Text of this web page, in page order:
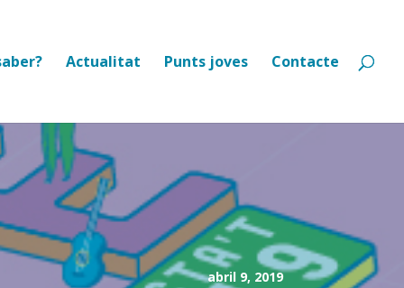
Actualitat Punts joves Contacte
abril 9, 2019